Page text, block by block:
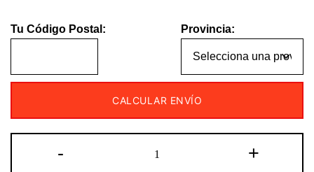
Tu Código Postal: Provincia:
CALCULAR ENVÍO
-
cilindro
+